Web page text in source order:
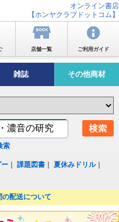
オンライン書店
【ホンヤクラブドットコム】
店舗一覧 ご利用ガイド
雑誌 その他商材
索
ー ｜課題図書 ｜夏休みドリル｜
の配送について